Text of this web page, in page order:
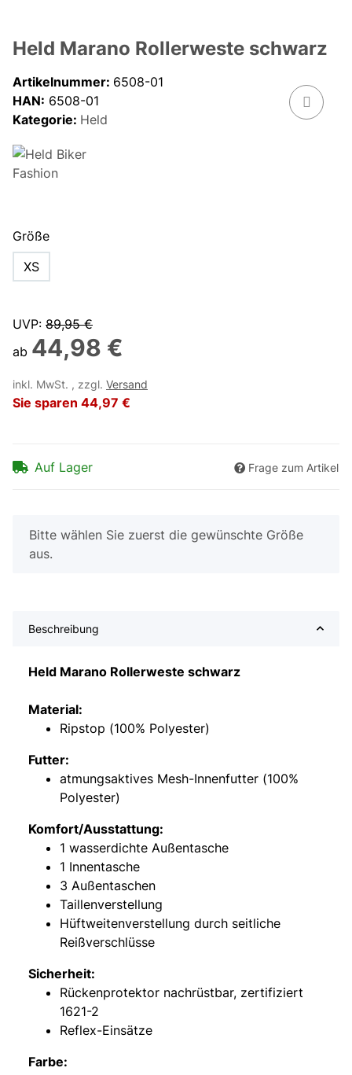
Held Marano Rollerweste schwarz
Artikelnummer: 6508-01
HAN: 6508-01
Kategorie: Held
Größe
XS
UVP: 89,95 €
ab 44,98 €
inkl. MwSt. , zzgl. Versand
Sie sparen 44,97 €
Auf Lager Frage zum Artikel
x
Bitte wählen Sie zuerst die gewünschte Größe
aus.
Beschreibung
Held Marano Rollerweste schwarz
Material:
Ripstop (100% Polyester)
Futter:
atmungsaktives Mesh-Innenfutter (100%
Polyester)
Komfort/Ausstattung:
1 wasserdichte Außentasche
1 Innentasche
3 Außentaschen
Taillenverstellung
Hüftweitenverstellung durch seitliche
Reißverschlüsse
Sicherheit:
Rückenprotektor nachrüstbar, zertifiziert
1621-2
Reflex-Einsätze
Farbe: